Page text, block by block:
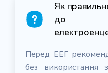
Як
до
Перед ЕЕГ
без використання